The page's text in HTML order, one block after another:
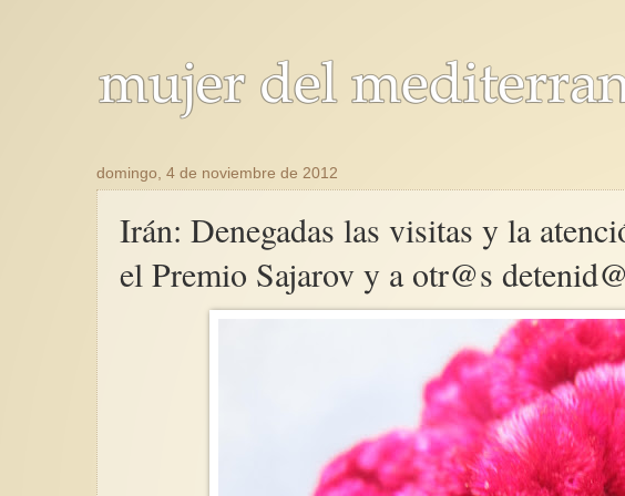
domingo, 4 de noviembre de 2012
Irán: Denegadas las visitas y la
el Premio Sajarov y a otr@s